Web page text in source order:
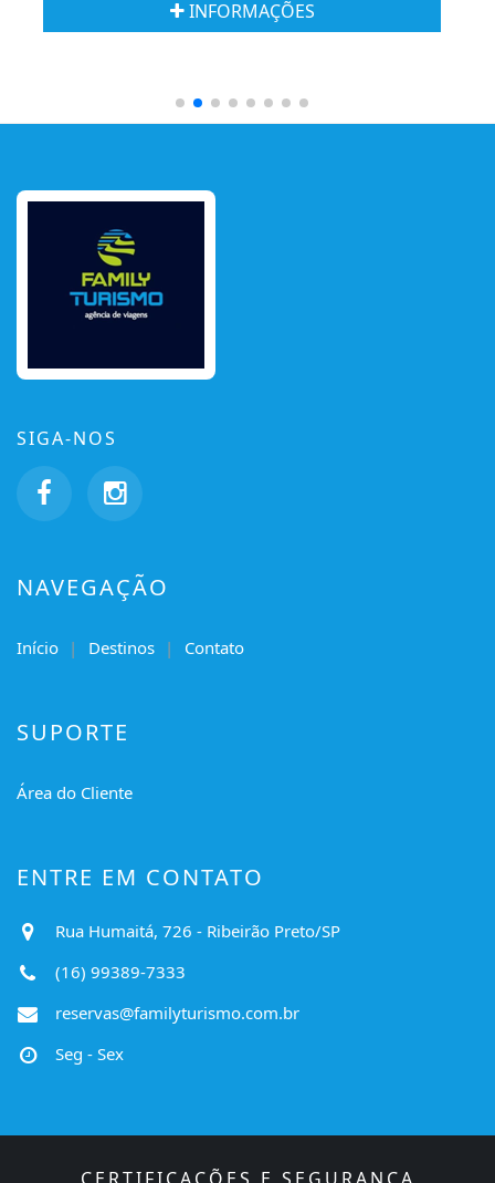
INFORMAÇÕES
SIGA-NOS
NAVEGAÇÃO
Início Destinos Contato
SUPORTE
Área do Cliente
ENTRE EM CONTATO
Rua Humaitá, 726 - Ribeirão Preto/SP
(16) 99389-7333
reservas@familyturismo.com.br
Seg - Sex